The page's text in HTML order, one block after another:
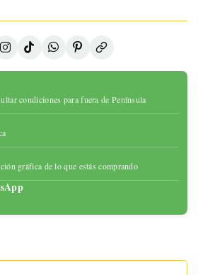
condiciones para fuera de Península
gráfica de lo que estás comprando